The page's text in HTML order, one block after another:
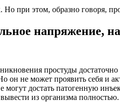
Но при этом, образно говоря,
напряжение,
простуды
он не может проявить себя и
достать патогенную
из организма полностью.